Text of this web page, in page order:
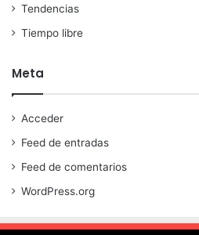
Tendencias
Tiempo libre
Meta
Acceder
Feed de entradas
Feed de comentarios
WordPress.org